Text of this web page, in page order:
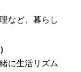
など、暮らし
に生活リズム